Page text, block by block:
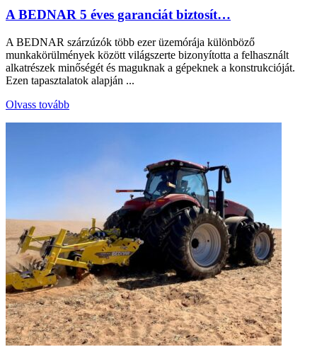
A BEDNAR 5 éves garanciát biztosít…
A BEDNAR szárzúzók több ezer üzemórája különböző
munkakörülmények között világszerte bizonyította a felhasznált
alkatrészek minőségét és maguknak a gépeknek a konstrukcióját.
Ezen tapasztalatok alapján ...
Olvass tovább